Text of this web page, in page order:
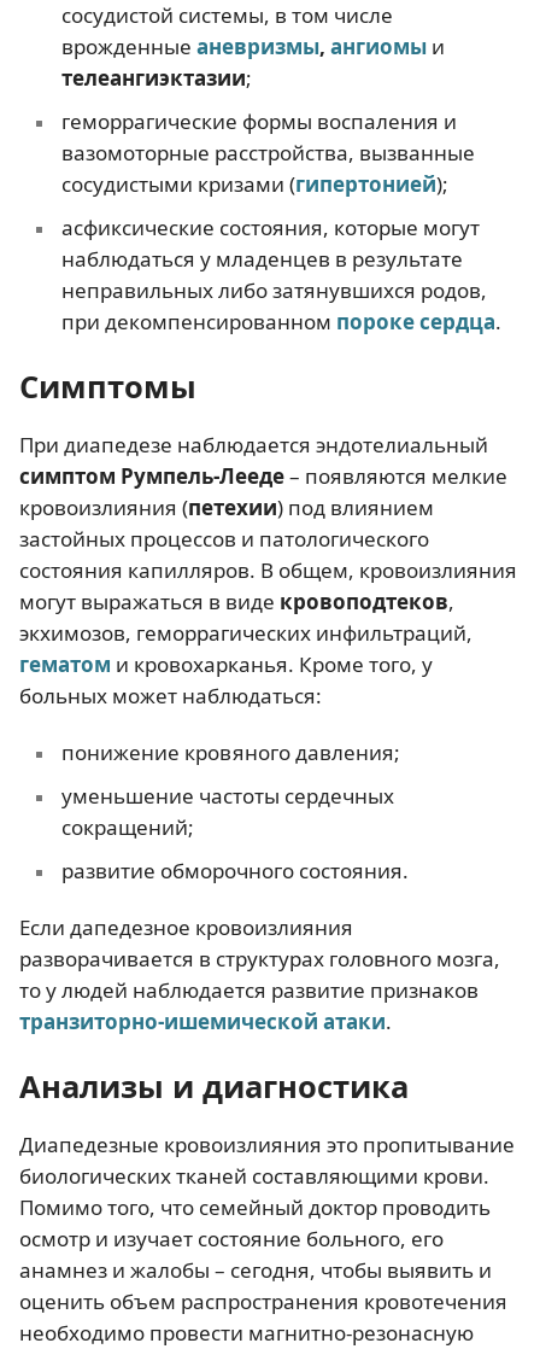
сосудистой системы, в том числе
врожденные аневризмы, ангиомыи
телеангиэктазии;
геморрагические формы воспаления и
вазомоторные расстройства, вызванные
сосудистыми кризами (гипертонией);
асфиксические состояния, которые могут
наблюдаться у младенцев в результате
неправильных либо затянувшихся родов,
при декомпенсированном пороке сердца.
Симптомы
При диапедезе наблюдается эндотелиальный
симптом Румпель-Лееде– появляются мелкие
кровоизлияния (петехии) под влиянием
застойных процессов и патологического
состояния капилляров. В общем, кровоизлияния
могут выражаться в виде кровоподтеков,
экхимозов, геморрагических инфильтраций,
гематом и кровохарканья. Кроме того, у
больных может наблюдаться:
понижение кровяного давления;
уменьшение частоты сердечных
сокращений;
развитие обморочного состояния.
Если дапедезное кровоизлияния
разворачивается в структурах головного мозга,
то у людей наблюдается развитие признаков
транзиторно-ишемической атаки.
Анализы и диагностика
Диапедезные кровоизлияния это пропитывание
биологических тканей составляющими крови.
Помимо того, что семейный доктор проводить
осмотр и изучает состояние больного, его
анамнез и жалобы – сегодня, чтобы выявить и
оценить объем распространения кровотечения
необходимо провести магнитно-резонасную